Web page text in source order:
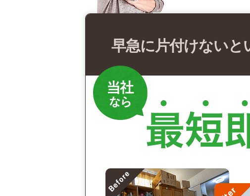
早急に片付けないと